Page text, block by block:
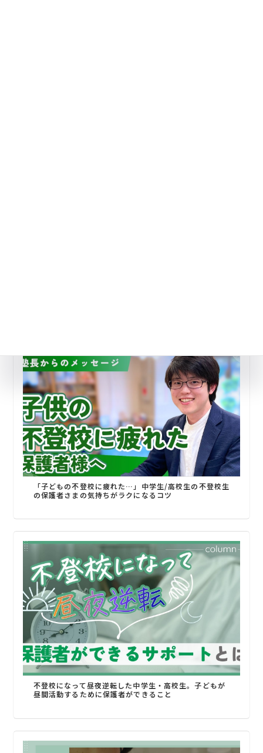
「子どもの不登校に疲れた…」中学生/高校生の不登校生
の保護者さまの気持ちがラクになるコツ
不登校になって昼夜逆転した中学生・高校生。子どもが
昼間活動するために保護者ができること